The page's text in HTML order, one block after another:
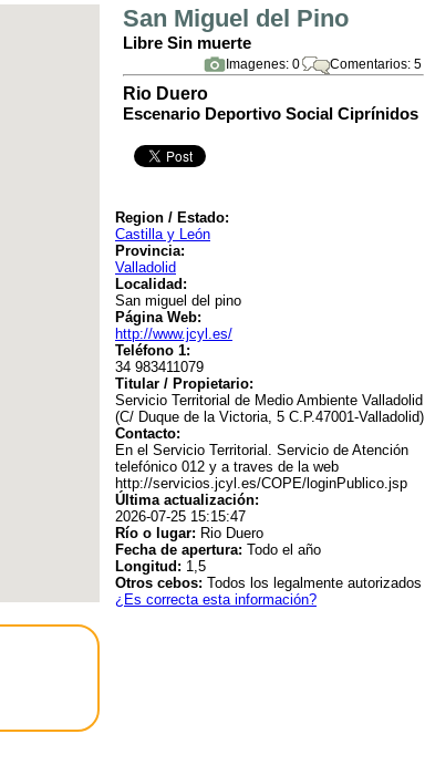
San Miguel del Pino
Libre Sin muerte
Comentarios: 5
Imagenes: 0
Rio Duero
Escenario Deportivo Social Ciprínidos
Region / Estado:
Castilla y León
Provincia:
Valladolid
Localidad:
San miguel del pino
Página Web:
http://www.jcyl.es/
Teléfono 1:
34 983411079
Titular / Propietario:
Servicio Territorial de Medio Ambiente Valladolid
(C/ Duque de la Victoria, 5 C.P.47001-Valladolid)
Contacto:
En el Servicio Territorial. Servicio de Atención
telefónico 012 y a traves de la web
http://servicios.jcyl.es/COPE/loginPublico.jsp
Última actualización:
2026-07-25 15:15:47
Río o lugar: Rio Duero
Fecha de apertura: Todo el año
Longitud: 1,5
Otros cebos: Todos los legalmente autorizados
¿Es correcta esta información?